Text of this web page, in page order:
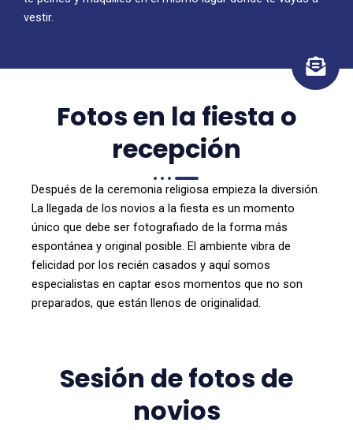
vestir.
Fotos en la fiesta o
recepción
Después de la ceremonia religiosa empieza la diversión.
La llegada de los novios a la fiesta es un momento
único que debe ser fotografiado de la forma más
espontánea y original posible. El ambiente vibra de
felicidad por los recién casados y aquí somos
especialistas en captar esos momentos que no son
preparados, que están llenos de originalidad.
Sesión de fotos de
novios
n
v
-